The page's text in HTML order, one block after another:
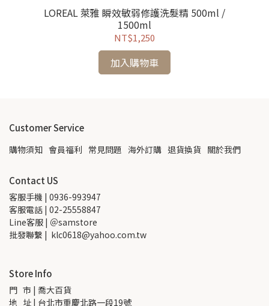
LOREAL 萊雅 瞬效敏弱修護洗髮精 500ml /
1500ml
NT$1,250
加入購物車
Customer Service
購物須知 會員福利 常見問題 海外訂購 退貨換貨 關於我們
Contact US
客服手機 | 0936-993947
客服電話 | 02-25558847
Line客服 | ＠samstore
批發聯繫 |  klc0618@yahoo.com.tw
Store Info
門   市 | 喬大百貨
地   址 | 台北市重慶北路一段19號